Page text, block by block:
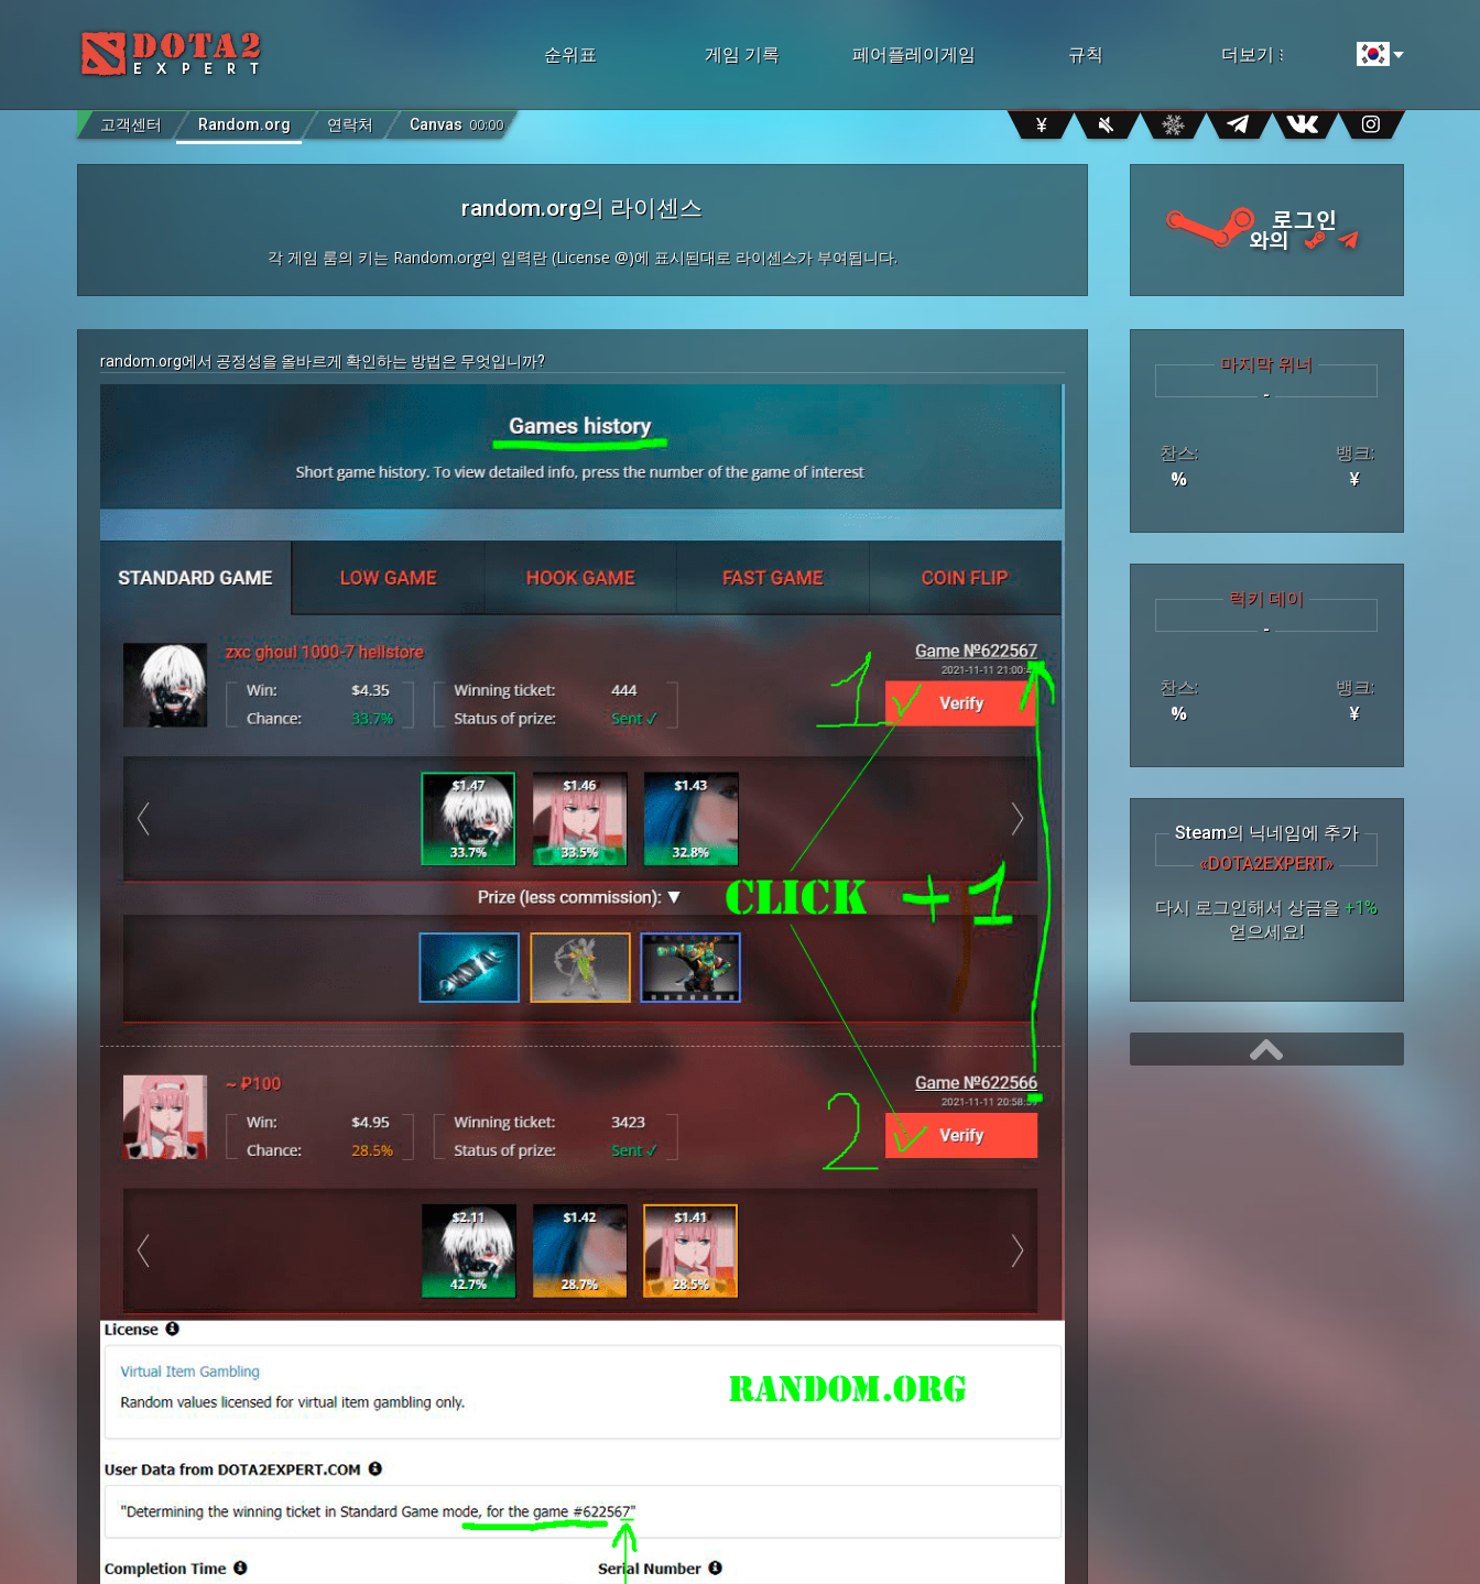
순위표 게임 기록 페어플레이게임 규칙 더보기 ...
고객센터 Random.org 연락처 Canvas 00:00 ¥
random.org의 라이센스
각 게임 룸의 키는 Random.org의 입력란 (License @)에 표시된대로 라이센스가 부여됩니다.
random.org에서 공정성을 올바르게 확인하는 방법은 무엇입니까?
마지막 위너
-
찬스:
%
뱅크:
¥
럭키 데이
-
찬스:
%
뱅크:
¥
Steam의 닉네임에 추가
«DOTA2EXPERT»
다시 로그인해서 상금을 +1%
얻으세요!